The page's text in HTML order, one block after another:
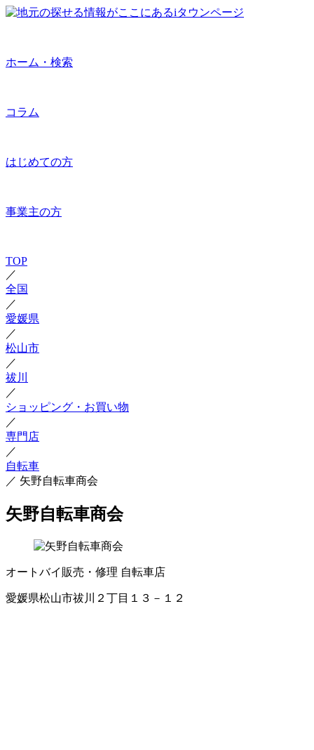
ホーム・検索
コラム
はじめての方
事業主の方
TOP
／
全国
／
愛媛県
／
松山市
／
祓川
／
ショッピング・お買い物
／
専門店
／
自転車
／ 矢野自転車商会
矢野自転車商会
オートバイ販売・修理 自転車店
愛媛県松山市祓川２丁目１３－１２